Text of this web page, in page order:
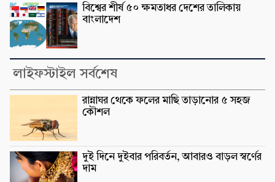
বিশ্বের শীর্ষ ৫০ ক্ষমতাধর দেশের তালিকায়
বাংলাদেশ
লাইফস্টাইল সর্বশেষ
রান্নাঘর থেকে ফলের মাছি তাড়ানোর ৫ সহজ
কৌশল
দুই দিনে দুইবার পরিবর্তন, আবারও বাড়ল স্বর্ণের
দাম